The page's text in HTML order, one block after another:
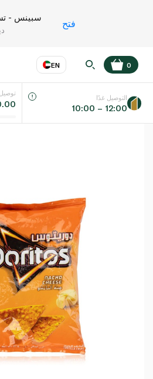
سبينس -
فتح
EN
اللغة عر
0
التوصيل غدًا
10:00 – 12:00